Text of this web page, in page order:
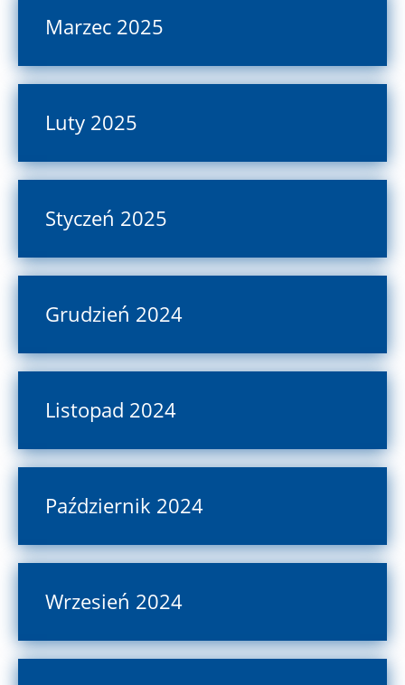
Marzec 2025
Luty 2025
Styczeń 2025
Grudzień 2024
Listopad 2024
Październik 2024
Wrzesień 2024